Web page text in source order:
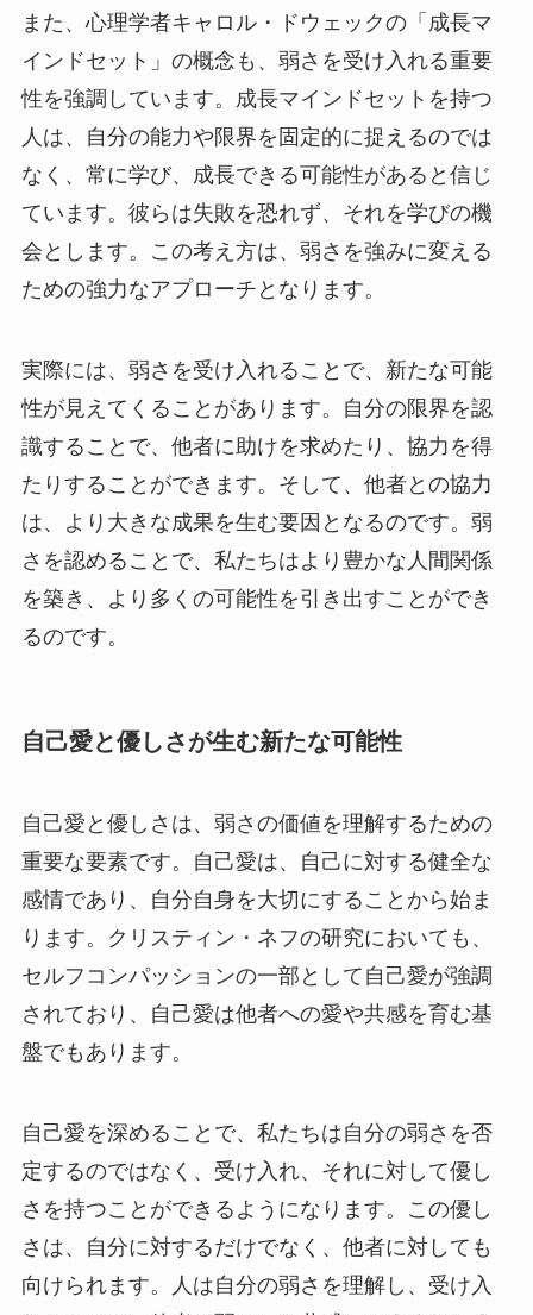
また、心理学者キャロル・ドウェックの「成長マ
インドセット」の概念も、弱さを受け入れる重要
性を強調しています。成長マインドセットを持つ
人は、自分の能力や限界を固定的に捉えるのでは
なく、常に学び、成長できる可能性があると信じ
ています。彼らは失敗を恐れず、それを学びの機
会とします。この考え方は、弱さを強みに変える
ための強力なアプローチとなります。
実際には、弱さを受け入れることで、新たな可能
性が見えてくることがあります。自分の限界を認
識することで、他者に助けを求めたり、協力を得
たりすることができます。そして、他者との協力
は、より大きな成果を生む要因となるのです。弱
さを認めることで、私たちはより豊かな人間関係
を築き、より多くの可能性を引き出すことができ
るのです。
自己愛と優しさが生む新たな可能性
自己愛と優しさは、弱さの価値を理解するための
重要な要素です。自己愛は、自己に対する健全な
感情であり、自分自身を大切にすることから始ま
ります。クリスティン・ネフの研究においても、
セルフコンパッションの一部として自己愛が強調
されており、自己愛は他者への愛や共感を育む基
盤でもあります。
自己愛を深めることで、私たちは自分の弱さを否
定するのではなく、受け入れ、それに対して優し
さを持つことができるようになります。この優し
さは、自分に対するだけでなく、他者に対しても
向けられます。人は自分の弱さを理解し、受け入